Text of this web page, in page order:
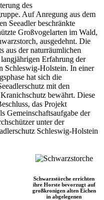
des
Auf Anregung aus dem
Seeadler beschränkte
Großvogelarten im Wald,
ausgedehnt. Die
aus der naturräumlichen
Erfahrung der
Schleswig-Holstein. In einer
hat sich die
mit den
bewährt. Diese
das Projekt
Gemeinschaftsaufgabe der
unter der
Schleswig-Holstein
Schwarzstörche errichten
ihre Horste bevorzugt auf
großkronigen alten Eichen
in abgelegenen